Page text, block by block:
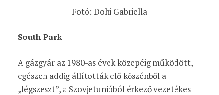
Fotó: Dohi Gabriella
South Park
A gázgyár az 1980-as évek közepéig működött,
egészen addig állították elő kőszénből a
„légszeszt”, a Szovjetunióból érkező vezetékes